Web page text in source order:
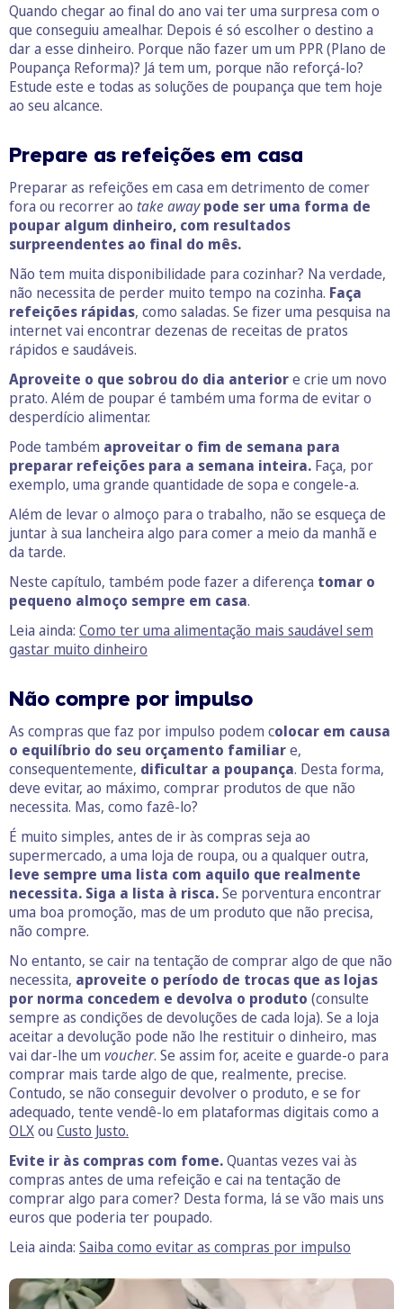
Quando chegar ao final do ano vai ter uma surpresa com o
que conseguiu amealhar. Depois é só escolher o destino a
dar a esse dinheiro. Porque não fazer um um PPR (Plano de
Poupança Reforma)? Já tem um, porque não reforçá-lo?
Estude este e todas as soluções de poupança que tem hoje
ao seu alcance.
Prepare as refeições em casa
Preparar as refeições em casa em detrimento de comer
fora ou recorrer ao take away pode ser uma forma de
poupar algum dinheiro, com resultados
surpreendentes ao final do mês.
Não tem muita disponibilidade para cozinhar? Na verdade,
não necessita de perder muito tempo na cozinha. Faça
refeições rápidas, como saladas. Se fizer uma pesquisa na
internet vai encontrar dezenas de receitas de pratos
rápidos e saudáveis.
Aproveite o que sobrou do dia anteriore crie um novo
prato. Além de poupar é também uma forma de evitar o
desperdício alimentar.
Pode também aproveitar o fim de semana para
preparar refeições para a semana inteira. Faça, por
exemplo, uma grande quantidade de sopa e congele-a.
Além de levar o almoço para o trabalho, não se esqueça de
juntar à sua lancheira algo para comer a meio da manhã e
da tarde.
Neste capítulo, também pode fazer a diferença tomar o
pequeno almoço sempre em casa.
Leia ainda: Como ter uma alimentação mais saudável sem
gastar muito dinheiro
Não compre por impulso
As compras que faz por impulso podem colocar em causa
o equilíbrio do seu orçamento familiare,
consequentemente, dificultar a poupança. Desta forma,
deve evitar, ao máximo, comprar produtos de que não
necessita. Mas, como fazê-lo?
É muito simples, antes de ir às compras seja ao
supermercado, a uma loja de roupa, ou a qualquer outra,
leve sempre uma lista com aquilo que realmente
necessita. Siga a lista à risca.Se porventura encontrar
uma boa promoção, mas de um produto que não precisa,
não compre.
No entanto, se cair na tentação de comprar algo de que não
necessita, aproveite o período de trocas que as lojas
por norma concedem e devolva o produto (consulte
sempre as condições de devoluções de cada loja). Se a loja
aceitar a devolução pode não lhe restituir o dinheiro, mas
vai dar-lhe um voucher. Se assim for, aceite e guarde-o para
comprar mais tarde algo de que, realmente, precise.
Contudo, se não conseguir devolver o produto, e se for
adequado, tente vendê-lo em plataformas digitais como a
OLXou Custo Justo.
Evite ir às compras com fome.Quantas vezes vai às
compras antes de uma refeição e cai na tentação de
comprar algo para comer? Desta forma, lá se vão mais uns
euros que poderia ter poupado.
Leia ainda: Saiba como evitar as compras por impulso